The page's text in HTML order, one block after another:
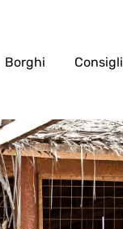
Borghi Consigli